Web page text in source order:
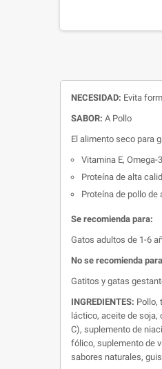
NECESIDAD: Evita
SABOR: A Pollo
El alimento seco para
Vitamina E, Omega-
Proteína de alta
Proteína de pollo
Se recomienda para:
Gatos adultos de 1-6
No se recomienda
Gatitos y gatas
INGREDIENTES: Pollo,
láctico, aceite de soja,
C), suplemento de
fólico, suplemento de
sabores naturales,